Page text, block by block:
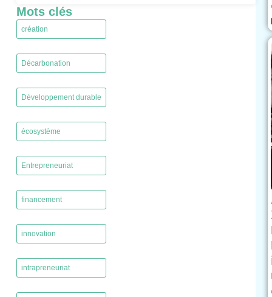
Mots clés
création
Décarbonation
Développement durable
écosystème
Entrepreneuriat
financement
innovation
intrapreneuriat